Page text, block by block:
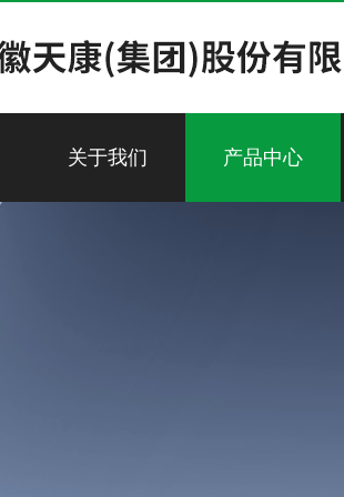
关于我们 产品中心